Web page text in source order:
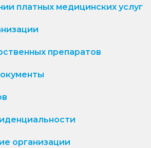
платных медицинских услуг
препаратов
организации